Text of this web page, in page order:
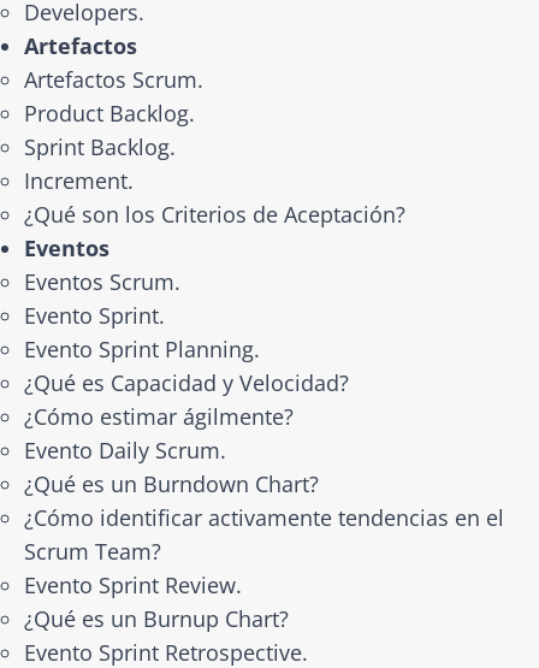
Developers.
Artefactos
Artefactos Scrum.
Product Backlog.
Sprint Backlog.
Increment.
¿Qué son los Criterios de Aceptación?
Eventos
Eventos Scrum.
Evento Sprint.
Evento Sprint Planning.
¿Qué es Capacidad y Velocidad?
¿Cómo estimar ágilmente?
Evento Daily Scrum.
¿Qué es un Burndown Chart?
¿Cómo identificar activamente tendencias en el
Scrum Team?
Evento Sprint Review.
¿Qué es un Burnup Chart?
Evento Sprint Retrospective.